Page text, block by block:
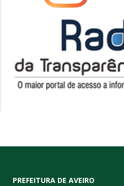
PREFEITURA DE AVEIRO